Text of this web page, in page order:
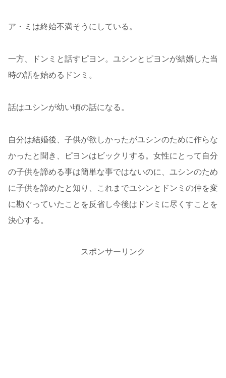
ア・ミは終始不満そうにしている。
一方、ドンミと話すピヨン。ユシンとピヨンが結婚した当
時の話を始めるドンミ。
話はユシンが幼い頃の話になる。
自分は結婚後、子供が欲しかったがユシンのために作らな
かったと聞き、ピヨンはビックリする。女性にとって自分
の子供を諦める事は簡単な事ではないのに、ユシンのため
に子供を諦めたと知り、これまでユシンとドンミの仲を変
に勘ぐっていたことを反省し今後はドンミに尽くすことを
決心する。
スポンサーリンク